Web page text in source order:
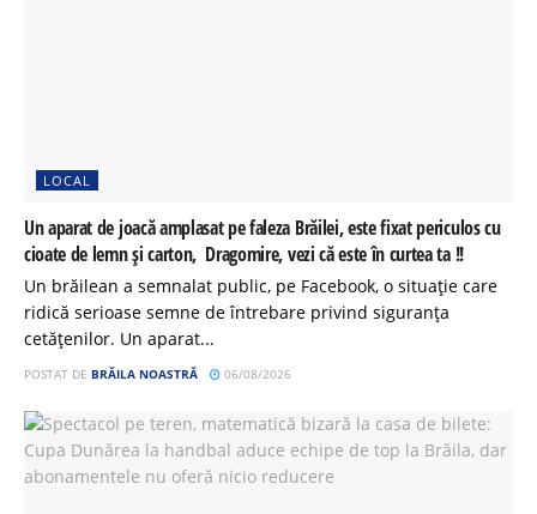
LOCAL
Un aparat de joacă amplasat pe faleza Brăilei, este fixat periculos cu
cioate de lemn și carton, Dragomire, vezi că este în curtea ta !!
Un brăilean a semnalat public, pe Facebook, o situație care
ridică serioase semne de întrebare privind siguranța
cetățenilor. Un aparat...
POSTAT DE BRĂILA NOASTRĂ 06/08/2026